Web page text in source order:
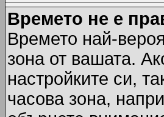
Времето не е
Времето най-
зона от вашата.
настройките си,
часова зона,